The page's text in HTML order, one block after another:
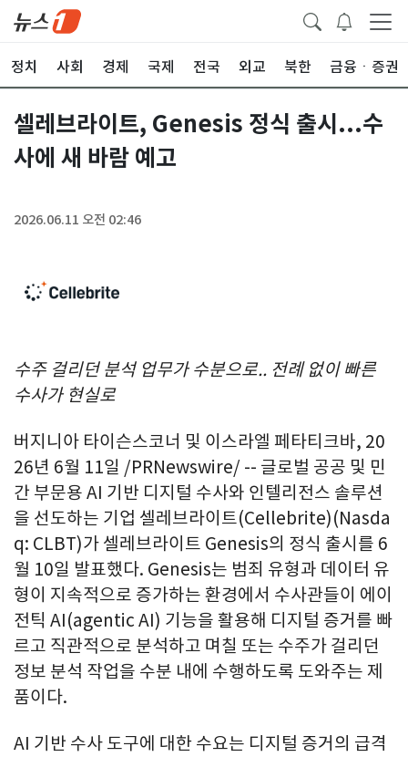
정치 사회 경제 국제 전국 외교 북한 금융ㆍ증권
셀레브라이트, Genesis 정식 출시...수
사에 새 바람 예고
2026.06.11 오전 02:46
수주 걸리던 분석 업무가 수분으로.. 전례 없이 빠른
수사가 현실로
버지니아 타이슨스코너 및 이스라엘 페타티크바, 20
26년 6월 11일 /PRNewswire/ -- 글로벌 공공 및 민
간 부문용 AI 기반 디지털 수사와 인텔리전스 솔루션
을 선도하는 기업 셀레브라이트(Cellebrite)(Nasda
q: CLBT)가 셀레브라이트 Genesis의 정식 출시를 6
월 10일 발표했다. Genesis는 범죄 유형과 데이터 유
형이 지속적으로 증가하는 환경에서 수사관들이 에이
전틱 AI(agentic AI) 기능을 활용해 디지털 증거를 빠
르고 직관적으로 분석하고 며칠 또는 수주가 걸리던
정보 분석 작업을 수분 내에 수행하도록 도와주는 제
품이다.
AI 기반 수사 도구에 대한 수요는 디지털 증거의 급격